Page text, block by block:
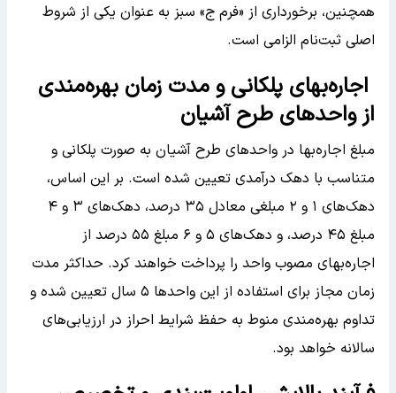
همچنین، برخورداری از «فرم ج» سبز به عنوان یکی از شروط
اصلی ثبت‌نام الزامی است.
اجاره‌بهای پلکانی و مدت زمان بهره‌مندی
از واحد‌های طرح آشیان
مبلغ اجاره‌بها در واحد‌های طرح آشیان به صورت پلکانی و
متناسب با دهک درآمدی تعیین شده است. بر این اساس،
دهک‌های ۱ و ۲ مبلغی معادل ۳۵ درصد، دهک‌های ۳ و ۴
مبلغ ۴۵ درصد، و دهک‌های ۵ و ۶ مبلغ ۵۵ درصد از
اجاره‌بهای مصوب واحد را پرداخت خواهند کرد. حداکثر مدت
زمان مجاز برای استفاده از این واحد‌ها ۵ سال تعیین شده و
تداوم بهره‌مندی منوط به حفظ شرایط احراز در ارزیابی‌های
سالانه خواهد بود.